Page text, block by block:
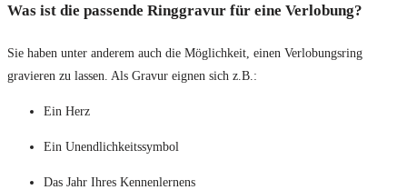
Was ist die passende Ringgravur für eine Verlobung?
Sie haben unter anderem auch die Möglichkeit, einen Verlobungsring
gravieren zu lassen. Als Gravur eignen sich z.B.:
Ein Herz
Ein Unendlichkeitssymbol
Das Jahr Ihres Kennenlernens